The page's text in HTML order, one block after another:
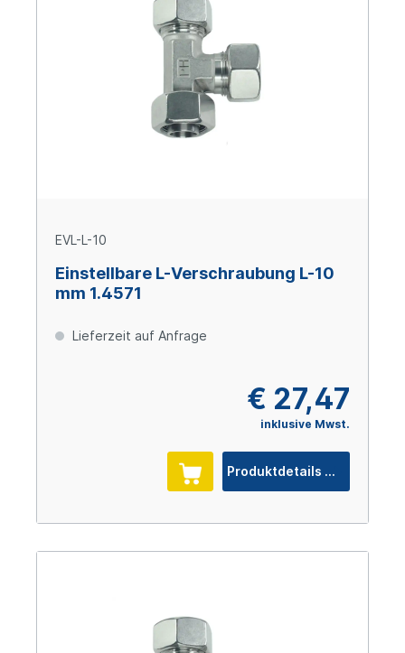
EVL-L-10
Einstellbare L-Verschraubung L-10
mm 1.4571
Lieferzeit auf Anfrage
€ 27,47
inklusive Mwst.
Produktdetails